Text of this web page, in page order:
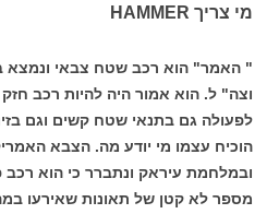
מי צריך HAMMER
" האמר" הוא רכב שטח צבאי ונמצא
וצה" ל. הוא אמור היה להיות רכב
לפעולה גם בתנאי שטח קשים וגם
הוכיח עצמו מי יודע מה. הצבא
ובמלחמת עיראק ונתברר כי הוא
מספר לא קטן של תאונות שאירעו